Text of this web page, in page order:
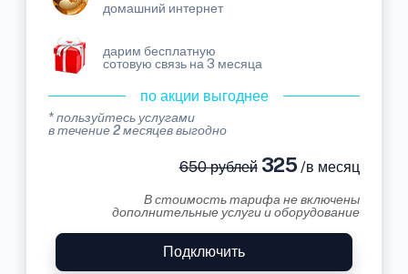
домашний интернет
дарим бесплатную
сотовую связь на 3 месяца
по акции выгоднее
* пользуйтесь услугами
в течение 2 месяцев выгодно
650 рублей325 /в месяц
В стоимость тарифа не включены
дополнительные услуги и оборудование
Подключить